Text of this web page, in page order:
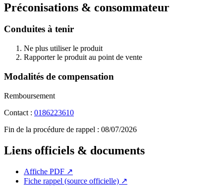
Préconisations & consommateur
Conduites à tenir
Ne plus utiliser le produit
Rapporter le produit au point de vente
Modalités de compensation
Remboursement
Contact : 0186223610
Fin de la procédure de rappel : 08/07/2026
Liens officiels & documents
Affiche PDF ↗
Fiche rappel (source officielle) ↗